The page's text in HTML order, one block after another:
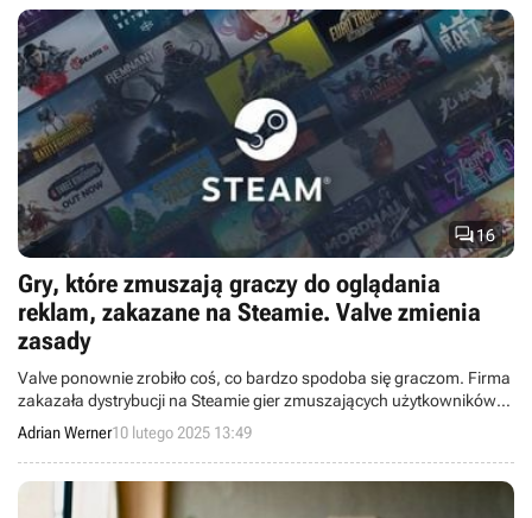
16
Gry, które zmuszają graczy do oglądania
reklam, zakazane na Steamie. Valve zmienia
zasady
Valve ponownie zrobiło coś, co bardzo spodoba się graczom. Firma
zakazała dystrybucji na Steamie gier zmuszających użytkowników
do oglądania reklam.
Adrian Werner10 lutego 2025 13:49